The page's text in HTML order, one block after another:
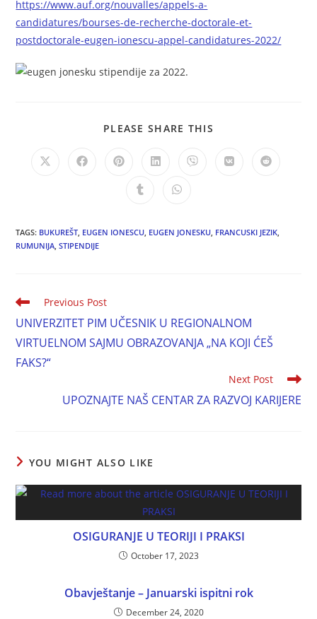
https://www.auf.org/nouvalles/appels-a-
candidatures/bourses-de-recherche-doctorale-et-
postdoctorale-eugen-ionescu-appel-candidatures-2022/
PLEASE SHARE THIS
TAGS: BUKUREŠT EUGEN IONESCU EUGEN JONESKU FRANCUSKI JEZIK
RUMUNIJA STIPENDIJE
Previous Post
UNIVERZITET PIM UČESNIK U REGIONALNOM
VIRTUELNOM SAJMU OBRAZOVANJA „NA KOJI ĆEŠ
FAKS?“
Next Post
UPOZNAJTE NAŠ CENTAR ZA RAZVOJ KARIJERE
YOU MIGHT ALSO LIKE
OSIGURANJE U TEORIJI I PRAKSI
October 17, 2023
Obavještanje – Januarski ispitni rok
December 24, 2020